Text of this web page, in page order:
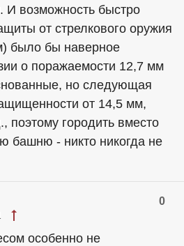
И возможность быстро
от стрелкового оружия
было бы наверное
о поражаемости 12,7 мм
но следующая
от 14,5 мм,
поэтому городить вместо
башню - никто никогда не
0
особенно не